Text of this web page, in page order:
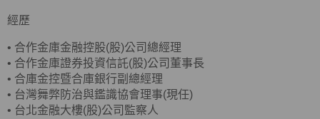
經歷
• 合作金庫金融控股(股)公司總經理
• 合作金庫證券投資信託(股)公司董事長
• 合庫金控暨合庫銀行副總經理
• 台灣舞弊防治與鑑識協會理事(現任)
• 台北金融大樓(股)公司監察人